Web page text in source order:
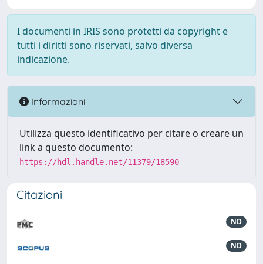
I documenti in IRIS sono protetti da copyright e
tutti i diritti sono riservati, salvo diversa
indicazione.
Informazioni
Utilizza questo identificativo per citare o creare un
link a questo documento:
https://hdl.handle.net/11379/18590
Citazioni
ND
ND